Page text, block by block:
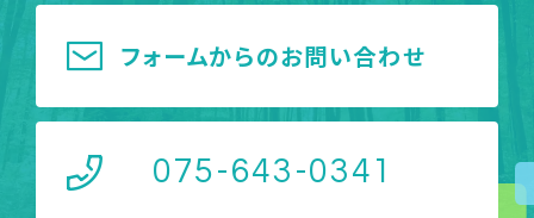
フォームからのお問い合わせ
075-643-0341